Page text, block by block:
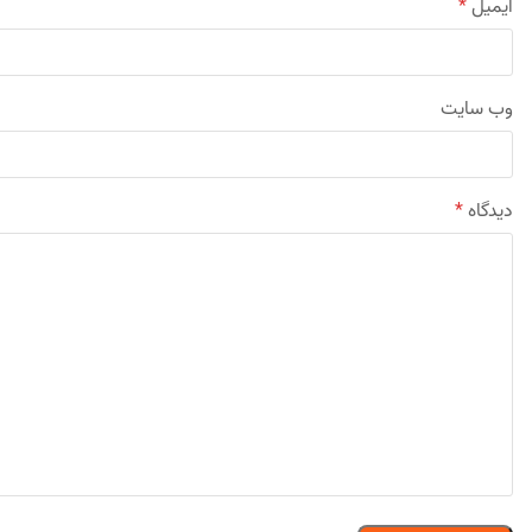
ایمیل*
وب‌ سایت
دیدگاه*